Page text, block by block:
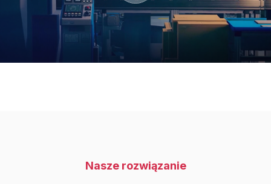
Nasze rozwiązanie